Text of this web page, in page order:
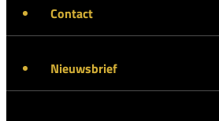
Contact
Nieuwsbrief